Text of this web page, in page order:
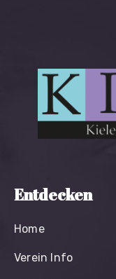
Entdecken
Home
Verein Info